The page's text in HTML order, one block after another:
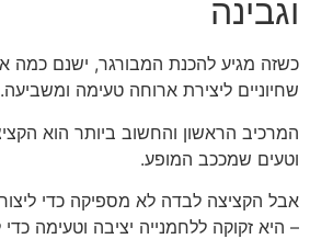
וגבינה
כשזה מגיע להכנת המבורגר, ישנם כמה
שחיוניים ליצירת ארוחה טעימה ומשביעה.
המרכיב הראשון והחשוב ביותר הוא
וטעים שמככב המופע.
אבל הקציצה לבדה לא מספיקה כדי
– היא זקוקה ללחמנייה יציבה וטעימה